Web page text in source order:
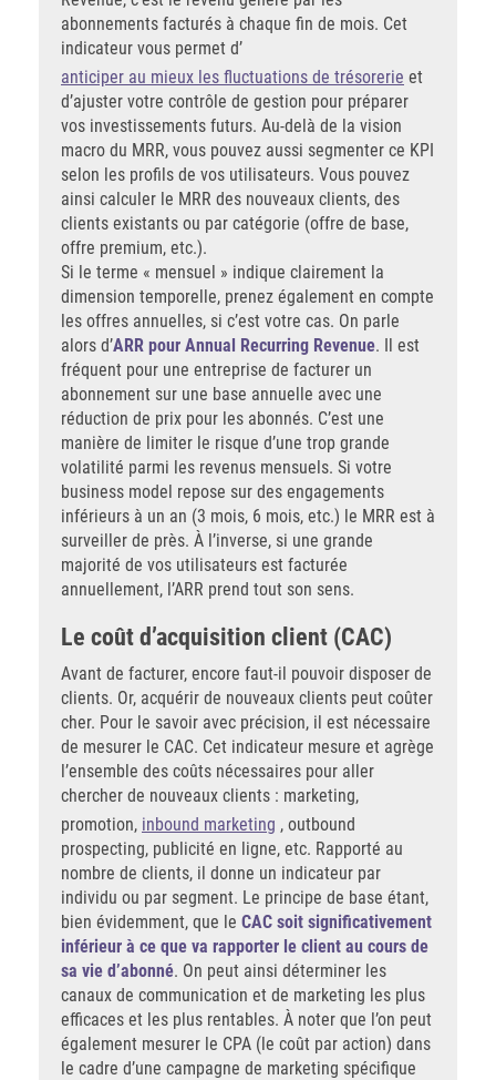
abonnements facturés à chaque fin de mois. Cet
indicateur vous permet d’
anticiper au mieux les fluctuations de trésorerie et
d’ajuster votre contrôle de gestion pour préparer
vos investissements futurs. Au-delà de la vision
macro du MRR, vous pouvez aussi segmenter ce KPI
selon les profils de vos utilisateurs. Vous pouvez
ainsi calculer le MRR des nouveaux clients, des
clients existants ou par catégorie (offre de base,
offre premium, etc.).
Si le terme « mensuel » indique clairement la
dimension temporelle, prenez également en compte
les offres annuelles, si c’est votre cas. On parle
alors d’ARR pour Annual Recurring Revenue. Il est
fréquent pour une entreprise de facturer un
abonnement sur une base annuelle avec une
réduction de prix pour les abonnés. C’est une
manière de limiter le risque d’une trop grande
volatilité parmi les revenus mensuels. Si votre
business model repose sur des engagements
inférieurs à un an (3 mois, 6 mois, etc.) le MRR est à
surveiller de près. À l’inverse, si une grande
majorité de vos utilisateurs est facturée
annuellement, l’ARR prend tout son sens.
Le coût d’acquisition client (CAC)
Avant de facturer, encore faut-il pouvoir disposer de
clients. Or, acquérir de nouveaux clients peut coûter
cher. Pour le savoir avec précision, il est nécessaire
de mesurer le CAC. Cet indicateur mesure et agrège
l’ensemble des coûts nécessaires pour aller
chercher de nouveaux clients : marketing,
promotion, inbound marketing , outbound
prospecting, publicité en ligne, etc. Rapporté au
nombre de clients, il donne un indicateur par
individu ou par segment. Le principe de base étant,
bien évidemment, que le CAC soit significativement
inférieur à ce que va rapporter le client au cours de
sa vie d’abonné. On peut ainsi déterminer les
canaux de communication et de marketing les plus
efficaces et les plus rentables. À noter que l’on peut
également mesurer le CPA (le coût par action) dans
le cadre d’une campagne de marketing spécifique